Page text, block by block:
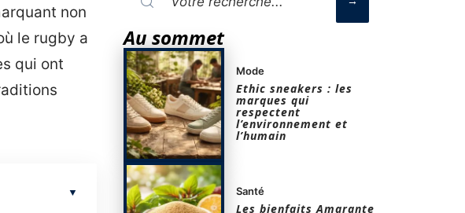
non
le rugby a
qui ont
Au sommet
Mode
Ethic sneakers : les
marques qui
respectent
l’environnement et
l’humain
Santé
Les bienfaits Amarante